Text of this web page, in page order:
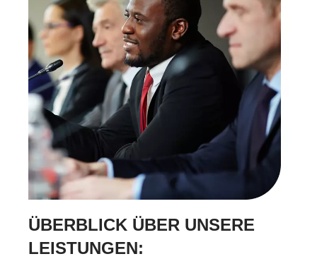
ÜBERBLICK ÜBER UNSERE
LEISTUNGEN: